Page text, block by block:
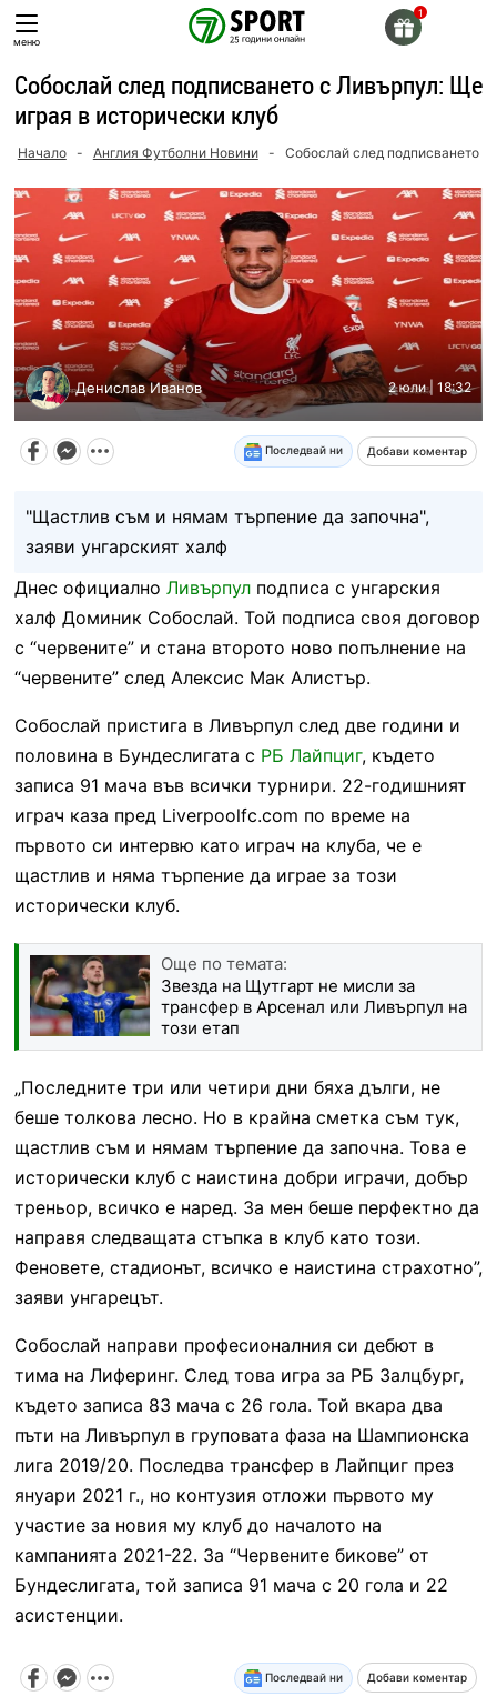
Skip
toменю
Собослай след подписването с Ливърпул: Ще
играя в исторически клуб
Начало - Англия Футболни Новини - Собослай след подписването
Денислав Иванов 2 юли | 18:32
Последвай ни Добави коментар
"Щастлив съм и нямам търпение да започна",
заяви унгарският халф
Днес официално Ливърпулподписа с унгарския
халф Доминик Собослай. Той подписа своя договор
с “червените” и стана второто ново попълнение на
“червените” след Алексис Мак Алистър.
Собослай пристига в Ливърпул след две години и
половина в Бундеслигата с РБ Лайпциг, където
записа 91 мача във всички турнири. 22-годишният
играч каза пред Liverpoolfc.com по време на
първото си интервю като играч на клуба, че е
щастлив и няма търпение да играе за този
исторически клуб.
Още по темата:
Звезда на Щутгарт не мисли за
трансфер в Арсенал или Ливърпул на
този етап
„Последните три или четири дни бяха дълги, не
беше толкова лесно. Но в крайна сметка съм тук,
щастлив съм и нямам търпение да започна. Това е
исторически клуб с наистина добри играчи, добър
треньор, всичко е наред. За мен беше перфектно да
направя следващата стъпка в клуб като този.
Феновете, стадионът, всичко е наистина страхотно”,
заяви унгарецът.
Собослай направи професионалния си дебют в
тима на Лиферинг. След това игра за РБ Залцбург,
където записа 83 мача с 26 гола. Той вкара два
пъти на Ливърпул в груповата фаза на Шампионска
лига 2019/20. Последва трансфер в Лайпциг през
януари 2021 г., но контузия отложи първото му
участие за новия му клуб до началото на
кампанията 2021-22. За “Червените бикове” от
Бундеслигата, той записа 91 мача с 20 гола и 22
асистенции.
Последвай ни Добави коментар